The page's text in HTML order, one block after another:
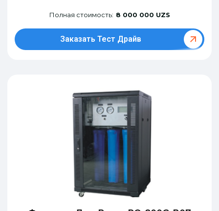
Полная стоимость: 8 000 000 UZS
Заказать Тест Драйв